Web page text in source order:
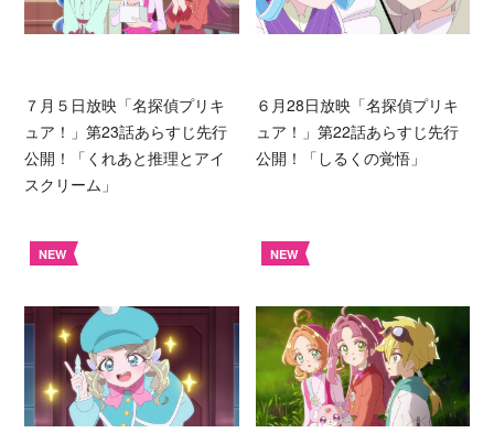
７月５日放映「名探偵プリキ
ュア！」第23話あらすじ先行
公開！「くれあと推理とアイ
スクリーム」
６月28日放映「名探偵プリキ
ュア！」第22話あらすじ先行
公開！「しるくの覚悟」
NEW NEW